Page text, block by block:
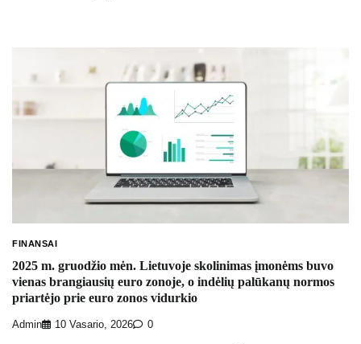
FINANSAI
2025 m. gruodžio mėn. Lietuvoje skolinimas įmonėms buvo
vienas brangiausių euro zonoje, o indėlių palūkanų normos
priartėjo prie euro zonos vidurkio
Admin 10 Vasario, 2026 0